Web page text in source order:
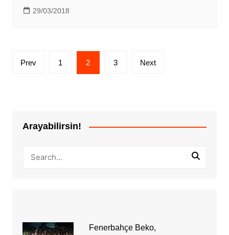
29/03/2018
Yazı
sayfalandırması
Prev 1 2 3 Next
Arayabilirsin!
Fenerbahçe Beko,